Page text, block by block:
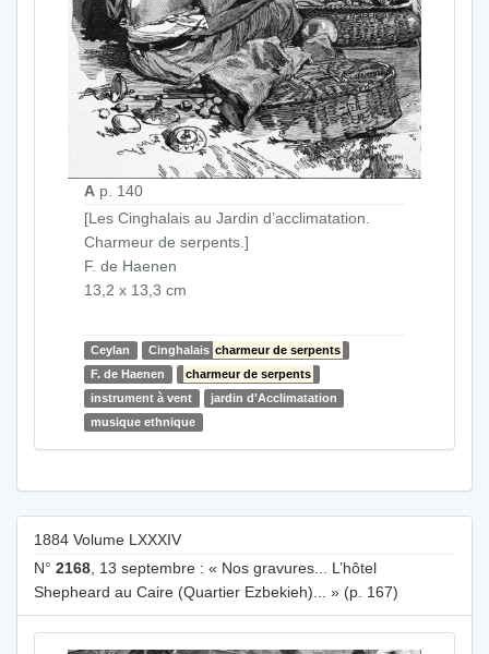
A p. 140
[Les Cinghalais au Jardin d’acclimatation.
Charmeur de serpents.]
F. de Haenen
13,2 x 13,3 cm
Ceylan Cinghalais charmeur de serpents
F. de Haenen
charmeur de serpents
instrument à vent
jardin d'Acclimatation
musique ethnique
1884 Volume LXXXIV
N° 2168 , 13 septembre : « Nos gravures... L’hôtel
Shepheard au Caire (Quartier Ezbekieh)... » (p. 167)